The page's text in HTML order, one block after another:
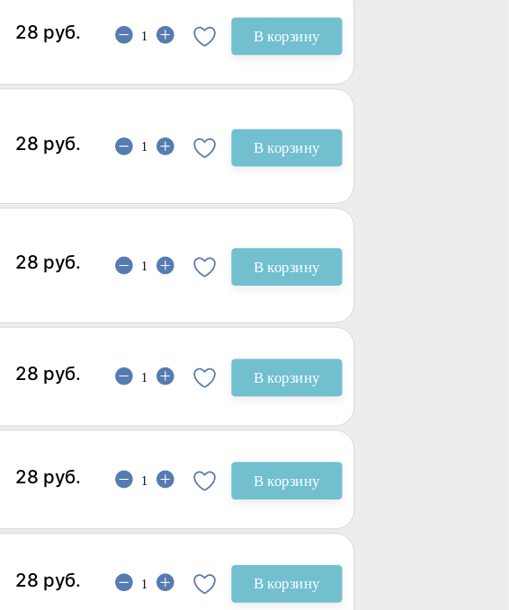
28 руб. В корзину
28 руб. В корзину
28 руб. В корзину
28 руб. В корзину
28 руб. В корзину
28 руб. В корзину